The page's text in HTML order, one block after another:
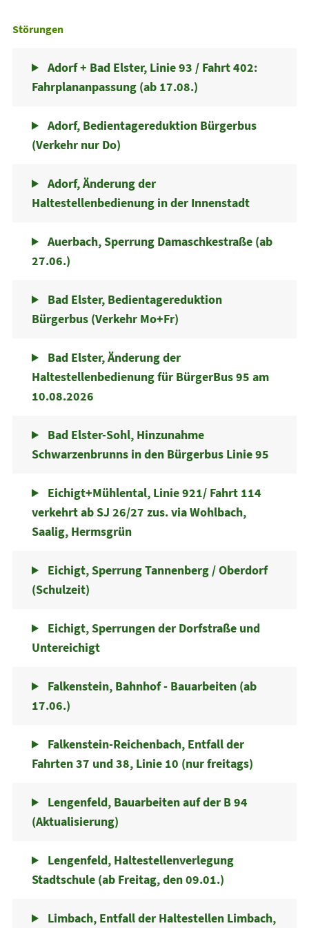
Störungen
Adorf + Bad Elster, Linie 93 / Fahrt 402:
Fahrplananpassung (ab 17.08.)
Adorf, Bedientagereduktion Bürgerbus
(Verkehr nur Do)
Adorf, Änderung der
Haltestellenbedienung in der Innenstadt
Auerbach, Sperrung Damaschkestraße (ab
27.06.)
Bad Elster, Bedientagereduktion
Bürgerbus (Verkehr Mo+Fr)
Bad Elster, Änderung der
Haltestellenbedienung für BürgerBus 95 am
10.08.2026
Bad Elster-Sohl, Hinzunahme
Schwarzenbrunns in den Bürgerbus Linie 95
Eichigt+Mühlental, Linie 921/ Fahrt 114
verkehrt ab SJ 26/27 zus. via Wohlbach,
Saalig, Hermsgrün
Eichigt, Sperrung Tannenberg / Oberdorf
(Schulzeit)
Eichigt, Sperrungen der Dorfstraße und
Untereichigt
Falkenstein, Bahnhof - Bauarbeiten (ab
17.06.)
Falkenstein-Reichenbach, Entfall der
Fahrten 37 und 38, Linie 10 (nur freitags)
Lengenfeld, Bauarbeiten auf der B 94
(Aktualisierung)
Lengenfeld, Haltestellenverlegung
Stadtschule (ab Freitag, den 09.01.)
Limbach, Entfall der Haltestellen Limbach,